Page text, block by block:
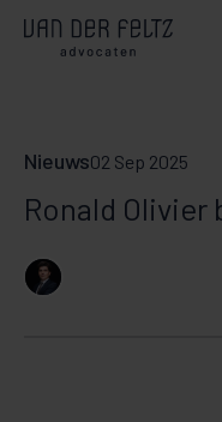
Nieuws02 Sep 2025
Ronald